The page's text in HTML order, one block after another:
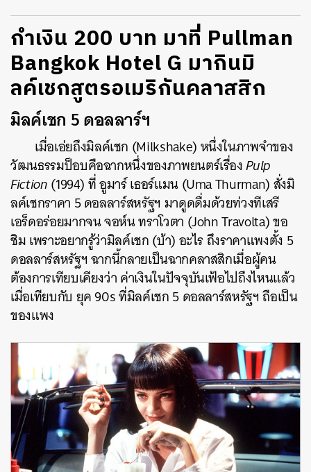
กำเงิน 200 บาท มาที่ Pullman
Bangkok Hotel G มากินมิ
ลค์เชกสูตรอเมริกันคลาสสิก
มิลค์เชก 5 ดอลลาร์ฯ
เมื่อเอ่ยถึงมิลค์เชก (Milkshake) หนึ่งในภาพจำของ
วัฒนธรรมป็อบคือฉากหนึ่งของภาพยนตร์เรื่องPulp
Fiction(1994) ที่ อูมาร์ เธอร์แมน (Uma Thurman) สั่งมิ
ลค์เชกราคา 5 ดอลลาร์สหรัฐฯ มาดูดดื่มด้วยท่วงทีเสรี
เอร็ดอร่อยมากจน จอห์น ทราโวตา (John Travolta) ขอ
ชิม เพราะอยากรู้ว่ามิลค์เชก (บ้า) อะไร ถึงราคาแพงตั้ง 5
ดอลลาร์สหรัฐฯ ฉากนี้กลายเป็นฉากคลาสสิกเมื่อผู้คน
ต้องการเทียบเคียงว่า ค่าเงินในปัจจุบันเฟ้อไปถึงไหนแล้ว
เมื่อเทียบกับ ยุค 90s ที่มิลค์เชก 5 ดอลลาร์สหรัฐฯ ถือเป็น
ของแพง